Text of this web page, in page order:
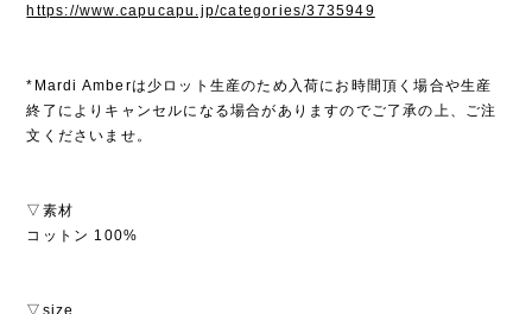
https://www.capucapu.jp/categories/3735949
*Mardi Amberは少ロット生産のため入荷にお時間頂く場合や生産
終了によりキャンセルになる場合がありますのでご了承の上、ご注
文くださいませ。
▽素材
コットン 100%
▽size